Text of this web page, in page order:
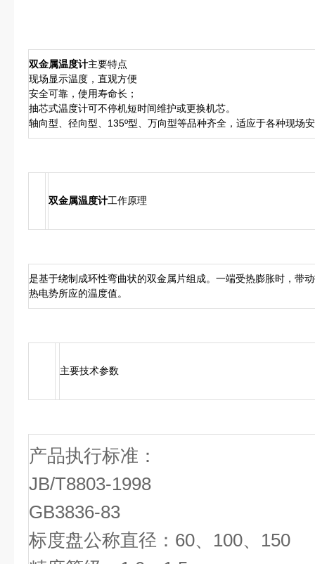
双金属温度计主要特点
现场显示温度，直观方便
安全可靠，使用寿命长；
抽芯式温度计可不停机短时间维护或更换机芯。
轴向型、径向型、135º型、万向型等品种齐全，适应于各种现场
双金属温度计工作原理
是基于绕制成环性弯曲状的双金属片组成。一端受热膨胀时，带
热电势所应的温度值。
主要技术参数
产品执行标准：
JB/T8803-1998
GB3836-83
标度盘公称直径：60、100、150